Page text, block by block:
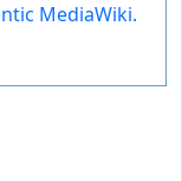
MediaWiki.